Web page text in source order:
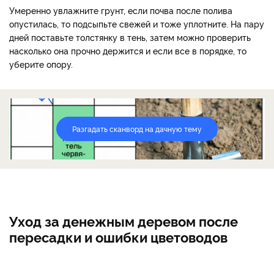
Умеренно увлажните грунт, если почва после полива
опустилась, то подсыпьте свежей и тоже уплотните. На пару
дней поставьте толстянку в тень, затем можно проверить
насколько она прочно держится и если все в порядке, то
уберите опору.
Разгадать сканворд на дачную тему
Уход за денежным деревом после
пересадки и ошибки цветоводов